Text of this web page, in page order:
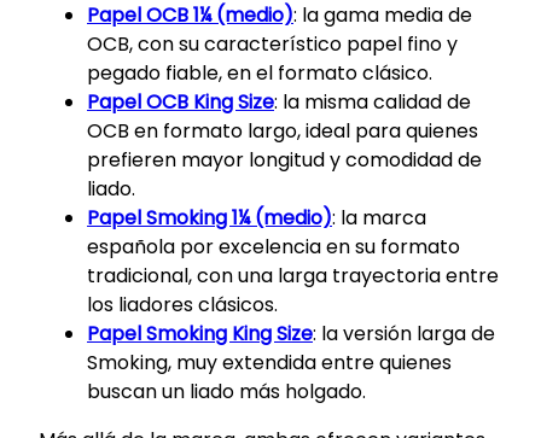
Papel OCB 1¼ (medio): la gama media de
OCB, con su característico papel fino y
pegado fiable, en el formato clásico.
Papel OCB King Size: la misma calidad de
OCB en formato largo, ideal para quienes
prefieren mayor longitud y comodidad de
liado.
Papel Smoking 1¼ (medio): la marca
española por excelencia en su formato
tradicional, con una larga trayectoria entre
los liadores clásicos.
Papel Smoking King Size: la versión larga de
Smoking, muy extendida entre quienes
buscan un liado más holgado.